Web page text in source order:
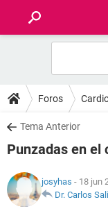
FOROS
SALUD
NUTRICIÓN
Foros
Tema Anterior
Punzadas en el
josyhas - 18 jun
Dr. Carlos